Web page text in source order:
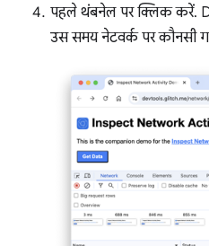
पहले थंबनेल पर क्लिक करें.
उस समय नेटवर्क पर कौनसी